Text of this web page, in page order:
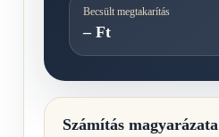
Becsült megtakarítás
– Ft
Számítás magyarázata